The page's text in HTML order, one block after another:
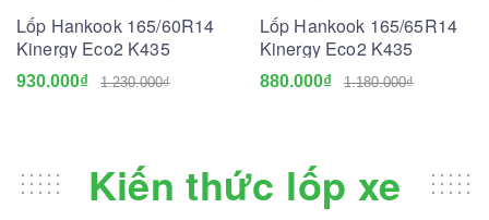
Lốp Hankook 165/60R14
Kinergy Eco2 K435
930.000₫ 1.230.000₫
Lốp Hankook 165/65R14
Kinergy Eco2 K435
880.000₫ 1.180.000₫
Kiến thức lốp xe